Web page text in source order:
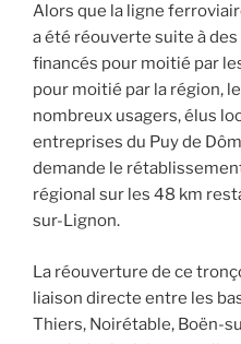
Alors que la ligne
a été réouverte suite à des
financés pour moitié par
pour moitié par la région,
nombreux usagers, élus
entreprises du Puy de
demande le
régional sur les 48 km
sur-Lignon.
La réouverture de ce
liaison directe entre les
Thiers, Noirétable, Boën-